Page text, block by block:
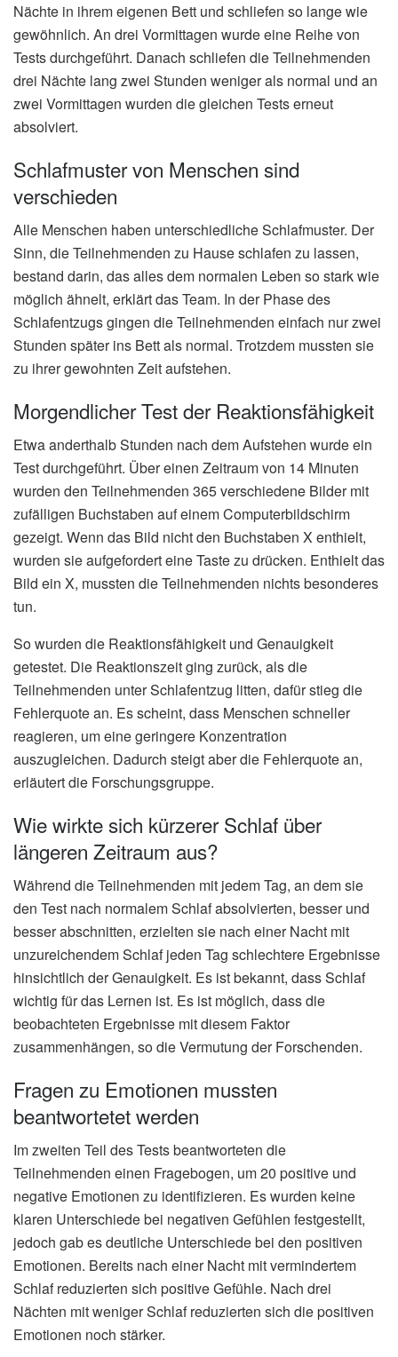
Nächte in ihrem eigenen Bett und schliefen so lange wie
gewöhnlich. An drei Vormittagen wurde eine Reihe von
Tests durchgeführt. Danach schliefen die Teilnehmenden
drei Nächte lang zwei Stunden weniger als normal und an
zwei Vormittagen wurden die gleichen Tests erneut
absolviert.
Schlafmuster von Menschen sind
verschieden
Alle Menschen haben unterschiedliche Schlafmuster. Der
Sinn, die Teilnehmenden zu Hause schlafen zu lassen,
bestand darin, das alles dem normalen Leben so stark wie
möglich ähnelt, erklärt das Team. In der Phase des
Schlafentzugs gingen die Teilnehmenden einfach nur zwei
Stunden später ins Bett als normal. Trotzdem mussten sie
zu ihrer gewohnten Zeit aufstehen.
Morgendlicher Test der Reaktionsfähigkeit
Etwa anderthalb Stunden nach dem Aufstehen wurde ein
Test durchgeführt. Über einen Zeitraum von 14 Minuten
wurden den Teilnehmenden 365 verschiedene Bilder mit
zufälligen Buchstaben auf einem Computerbildschirm
gezeigt. Wenn das Bild nicht den Buchstaben X enthielt,
wurden sie aufgefordert eine Taste zu drücken. Enthielt das
Bild ein X, mussten die Teilnehmenden nichts besonderes
tun.
So wurden die Reaktionsfähigkeit und Genauigkeit
getestet. Die Reaktionszeit ging zurück, als die
Teilnehmenden unter Schlafentzug litten, dafür stieg die
Fehlerquote an. Es scheint, dass Menschen schneller
reagieren, um eine geringere Konzentration
auszugleichen. Dadurch steigt aber die Fehlerquote an,
erläutert die Forschungsgruppe.
Wie wirkte sich kürzerer Schlaf über
längeren Zeitraum aus?
Während die Teilnehmenden mit jedem Tag, an dem sie
den Test nach normalem Schlaf absolvierten, besser und
besser abschnitten, erzielten sie nach einer Nacht mit
unzureichendem Schlaf jeden Tag schlechtere Ergebnisse
hinsichtlich der Genauigkeit. Es ist bekannt, dass Schlaf
wichtig für das Lernen ist. Es ist möglich, dass die
beobachteten Ergebnisse mit diesem Faktor
zusammenhängen, so die Vermutung der Forschenden.
Fragen zu Emotionen mussten
beantwortetet werden
Im zweiten Teil des Tests beantworteten die
Teilnehmenden einen Fragebogen, um 20 positive und
negative Emotionen zu identifizieren. Es wurden keine
klaren Unterschiede bei negativen Gefühlen festgestellt,
jedoch gab es deutliche Unterschiede bei den positiven
Emotionen. Bereits nach einer Nacht mit vermindertem
Schlaf reduzierten sich positive Gefühle. Nach drei
Nächten mit weniger Schlaf reduzierten sich die positiven
Emotionen noch stärker.